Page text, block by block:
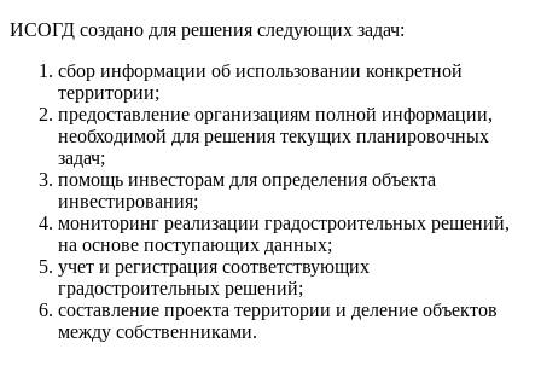
ИСОГД создано для решения следующих задач:
сбор информации об использовании конкретной
территории;
предоставление организациям полной информации,
необходимой для решения текущих планировочных
задач;
помощь инвесторам для определения объекта
инвестирования;
мониторинг реализации градостроительных решений,
на основе поступающих данных;
учет и регистрация соответствующих
градостроительных решений;
составление проекта территории и деление объектов
между собственниками.